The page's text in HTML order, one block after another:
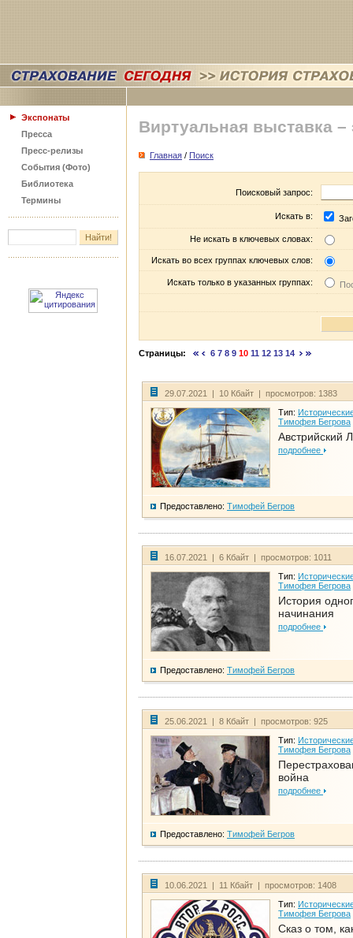
Экспонаты
Пресса
Пресс-релизы
События (Фото)
Библиотека
Термины
Виртуальная выставка –
Главная / Поиск
Поисковый запрос:
Искать в:
Не искать в ключевых словах:
Искать во всех группах ключевых слов:
Искать только в указанных группах:
Страницы: 6 7 8 9 10 11 12 13 14
29.07.2021 | 10 Кбайт | просмотров: 1383
Тип:
Тимофея Бегрова
Австрийский
подробнее
Предоставлено: Тимофей Бегров
16.07.2021 | 6 Кбайт | просмотров: 1011
Тип:
Тимофея Бегрова
История
начинания
подробнее
Предоставлено: Тимофей Бегров
25.06.2021 | 8 Кбайт | просмотров: 925
Тип:
Тимофея Бегрова
война
подробнее
Предоставлено: Тимофей Бегров
10.06.2021 | 11 Кбайт | просмотров: 1408
Тип:
Тимофея Бегрова
Сказ о том,